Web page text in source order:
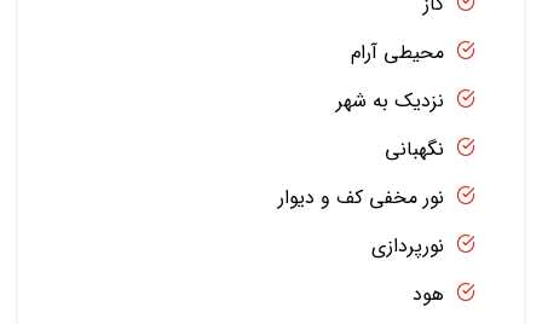
محیطی آرام
نزدیک به شهر
نگهبانی
نور مخفی کف و دیوار
نورپردازی
هود